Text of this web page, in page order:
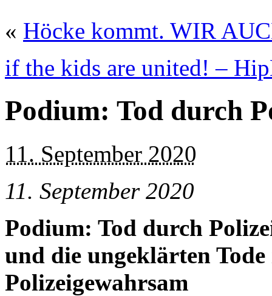
« Höcke kommt. WIR
if the kids are united! –
Podium: Tod durch
11. September 2020
11. September 2020
Podium: Tod durch
und die ungeklärten Tode
Polizeigewahrsam